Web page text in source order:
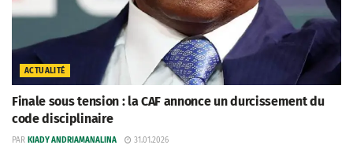
ACTUALITÉ
Finale sous tension : la CAF annonce un durcissement du
code disciplinaire
PAR KIADY ANDRIAMANALINA 31.01.2026